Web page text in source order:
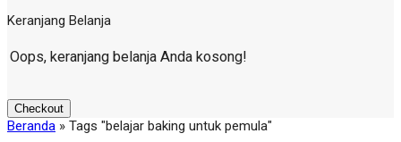
Keranjang Belanja
Oops, keranjang belanja Anda kosong!
Checkout
Beranda » Tags "belajar baking untuk pemula"